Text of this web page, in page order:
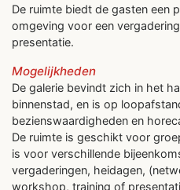
De ruimte biedt de gasten een
omgeving voor een
presentatie.
Mogelijkheden
De galerie bevindt zich in het
binnenstad, en is op
bezienswaardigheden en
De ruimte is geschikt voor
is voor verschillende
vergaderingen, heidagen,
workshop, training of